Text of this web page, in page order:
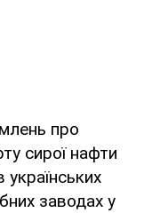
про
сирої нафти
українських
заводах у